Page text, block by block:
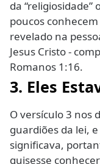
da “religiosidade”
poucos
revelado na
Jesus Cristo -
Romanos 1:16.
3. Eles
O versículo 3 nos
guardiões da lei,
significava,
quisesse